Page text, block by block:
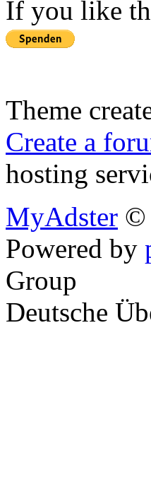
If you like
Theme
Create a
hosting
MyAdster ©
Powered by
Group
Deutsche